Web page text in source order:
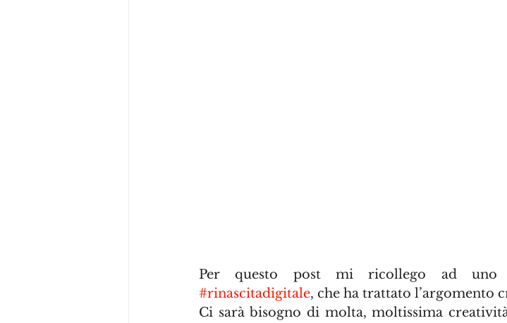
#rinascitadigitale, che ha trattato l’argomento
Ci sarà bisogno di molta, moltissima